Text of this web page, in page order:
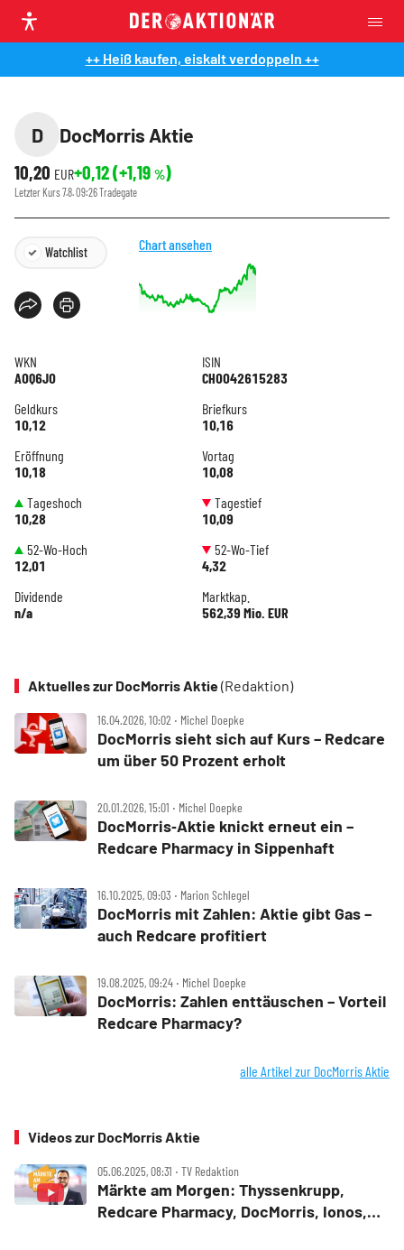
++ Heiß kaufen, eiskalt verdoppeln ++
D
DocMorris Aktie
10,20 EUR+0,12(+1,19 %)
Letzter Kurs7.8. 09:26Tradegate
Watchlist Chart ansehen
WKN
A0Q6J0
ISIN
CH0042615283
Geldkurs
10,12
Briefkurs
10,16
Eröffnung
10,18
Vortag
10,08
Tageshoch
10,28
Tagestief
10,09
52-Wo-Hoch
12,01
52-Wo-Tief
4,32
Dividende
n/a
Marktkap.
562,39 Mio. EUR
Aktuelles zur DocMorris Aktie(Redaktion)
16.04.2026, 10:02 ‧ Michel Doepke
DocMorris sieht sich auf Kurs – Redcare
um über 50 Prozent erholt
20.01.2026, 15:01 ‧ Michel Doepke
DocMorris‑Aktie knickt erneut ein –
Redcare Pharmacy in Sippenhaft
16.10.2025, 09:03 ‧ Marion Schlegel
DocMorris mit Zahlen: Aktie gibt Gas –
auch Redcare profitiert
19.08.2025, 09:24 ‧ Michel Doepke
DocMorris: Zahlen enttäuschen – Vorteil
Redcare Pharmacy?
alle Artikel zur DocMorris Aktie
Videos zur DocMorris Aktie
05.06.2025, 08:31 ‧ TV Redaktion
Märkte am Morgen: Thyssenkrupp,
Redcare Pharmacy, DocMorris, Ionos,